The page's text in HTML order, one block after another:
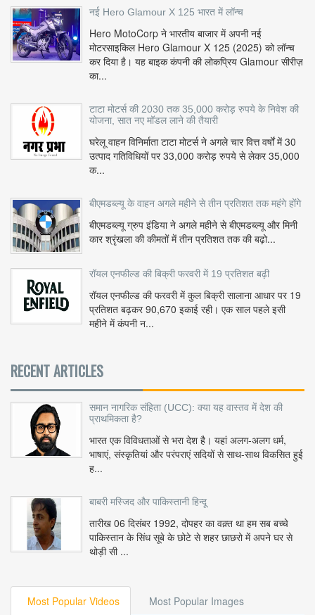
नई Hero Glamour X 125 भारत में लॉन्च
Hero MotoCorp ने भारतीय बाजार में अपनी नई
मोटरसाइकिल Hero Glamour X 125 (2025) को लॉन्च
कर दिया है। यह बाइक कंपनी की लोकप्रिय Glamour सीरीज़
का...
टाटा मोटर्स की 2030 तक 35,000 करोड़ रुपये के निवेश की
योजना, सात नए मॉडल लाने की तैयारी
घरेलू वाहन विनिर्माता टाटा मोटर्स ने अगले चार वित्त वर्षों में 30
उत्पाद गतिविधियों पर 33,000 करोड़ रुपये से लेकर 35,000
क...
बीएमडब्ल्यू के वाहन अगले महीने से तीन प्रतिशत तक महंगे होंगे
बीएमडब्ल्यू ग्रुप इंडिया ने अगले महीने से बीएमडब्ल्यू और मिनी
कार श्रृंखला की कीमतों में तीन प्रतिशत तक की बढ़ो...
रॉयल एनफील्ड की बिक्री फरवरी में 19 प्रतिशत बढ़ी
रॉयल एनफील्ड की फरवरी में कुल बिक्री सालाना आधार पर 19
प्रतिशत बढ़कर 90,670 इकाई रही। एक साल पहले इसी
महीने में कंपनी न...
RECENT ARTICLES
समान नागरिक संहिता (UCC): क्या यह वास्तव में देश की
प्राथमिकता है?
भारत एक विविधताओं से भरा देश है। यहां अलग-अलग धर्म,
भाषाएं, संस्कृतियां और परंपराएं सदियों से साथ-साथ विकसित हुई
ह...
बाबरी मस्जिद और पाकिस्तानी हिन्दू
तारीख 06 दिसंबर 1992, दोपहर का वक़्त था हम सब बच्चे
पाकिस्तान के सिंध सूबे के छोटे से शहर छाछरो में अपने घर से
थोड़ी सी ...
Most Popular Videos Most Popular Images